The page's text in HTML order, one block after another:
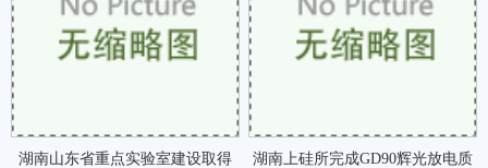
湖南山东省重点实验室建设取得 湖南上硅所完成GD90辉光放电质